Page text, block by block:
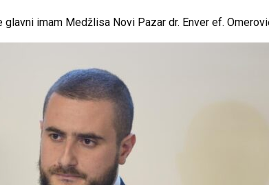
glavni imam Medžlisa Novi Pazar dr. Enver ef.